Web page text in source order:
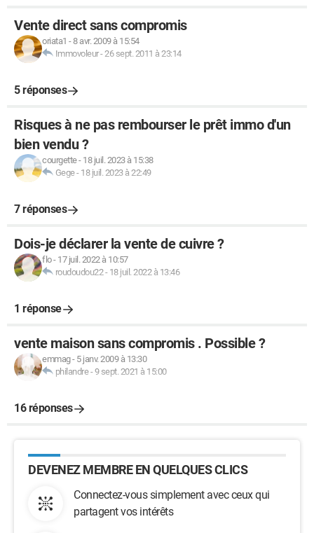
Vente direct sans compromis
oriata1 -8 avr. 2009 à 15:54
Immovoleur-26 sept. 2011 à 23:14
5 réponses
Risques à ne pas rembourser le prêt immo d'un
bien vendu ?
courgette- 18 juil. 2023 à 15:38
Gege- 18 juil. 2023 à 22:49
7 réponses
Dois-je déclarer la vente de cuivre ?
flo- 17 juil. 2022 à 10:57
roudoudou22- 18 juil. 2022 à 13:46
1 réponse
vente maison sans compromis . Possible ?
emmag- 5 janv. 2009 à 13:30
philandre-9 sept. 2021 à 15:00
16 réponses
DEVENEZ MEMBRE EN QUELQUES CLICS
Connectez-vous simplement avec ceux qui
partagent vos intérêts